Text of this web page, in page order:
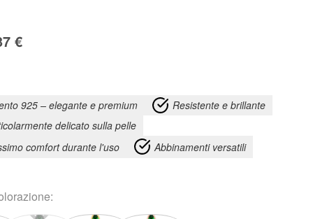
€
925 – elegante e premium
Resistente e brillante
delicato sulla pelle
comfort durante l'uso
Abbinamenti versatili
: